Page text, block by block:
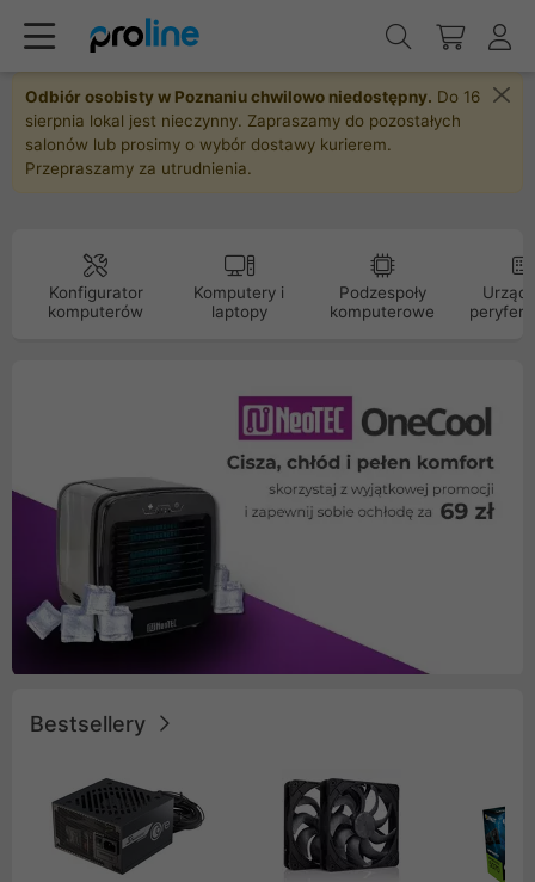
Odbiór osobisty w Poznaniu chwilowo niedostępny. Do 16
sierpnia lokal jest nieczynny. Zapraszamy do pozostałych
salonów lub prosimy o wybór dostawy kurierem.
Przepraszamy za utrudnienia.
Konfigurator
komputerów
Komputery i
laptopy
Podzespoły
komputerowe
Bestsellery